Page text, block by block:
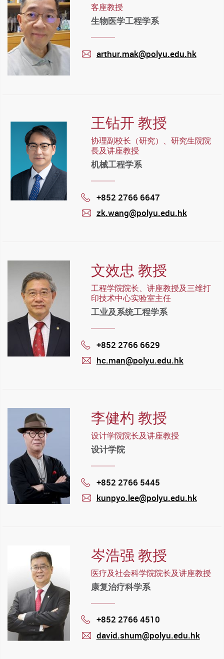
客座教授
生物医学工程学系
arthur.mak@polyu.edu.hk
王钻开 教授
协理副校长（研究）、研究生院院
長及讲座教授
机械工程学系
Phone
+852 2766 6647
zk.wang@polyu.edu.hk
文效忠 教授
工程学院院长、讲座教授及三维打
印技术中心实验室主任
工业及系统工程学系
Phone
+852 2766 6629
hc.man@polyu.edu.hk
李健杓 教授
设计学院院长及讲座教授
设计学院
Phone
+852 2766 5445
kunpyo.lee@polyu.edu.hk
岑浩强 教授
医疗及社会科学院院长及讲座教授
康复治疗科学系
Phone
+852 2766 4510
david.shum@polyu.edu.hk